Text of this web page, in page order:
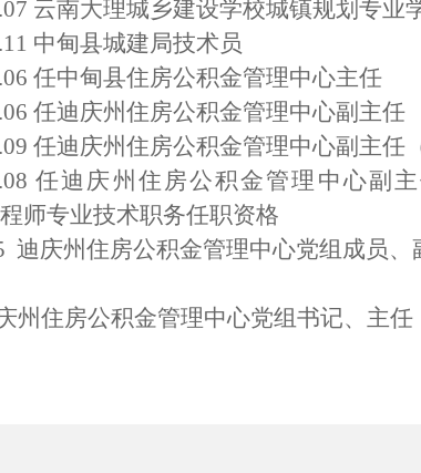
云南大理城乡建设学校城镇规划专业
中甸县城建局技术员
任中甸县住房公积金管理中心主任
任迪庆州住房公积金管理中心副主任
任迪庆州住房公积金管理中心副主任
任迪庆州住房公积金管理中心副
师专业技术职务任职资格
迪庆州住房公积金管理中心党组成员、
州住房公积金管理中心党组书记、主任